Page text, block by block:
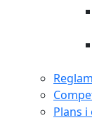
Plans